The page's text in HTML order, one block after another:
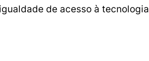
de acesso à